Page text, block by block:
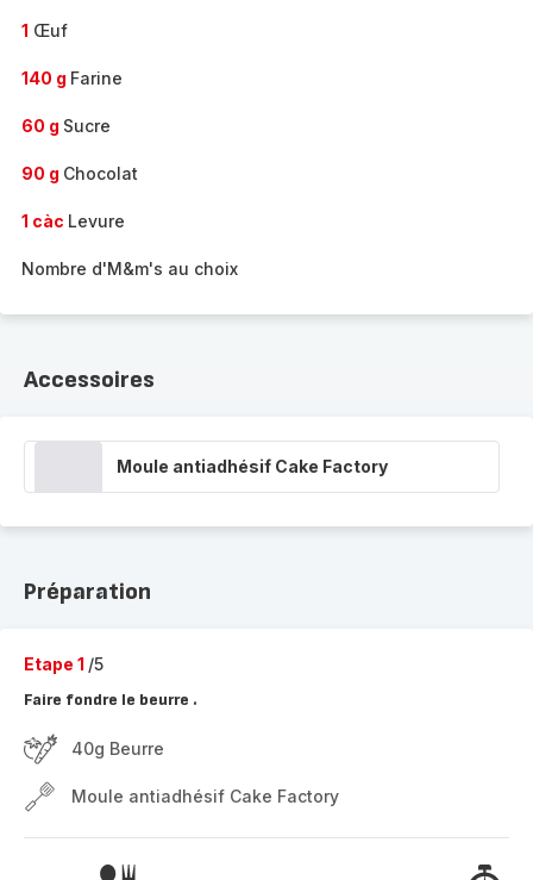
1 Œuf
140 g Farine
60 g Sucre
90 g Chocolat
1 càc Levure
Nombre d'M&m's au choix
Accessoires
Moule antiadhésif Cake Factory
Préparation
Etape 1 /5
Faire fondre le beurre .
40g Beurre
Moule antiadhésif Cake Factory